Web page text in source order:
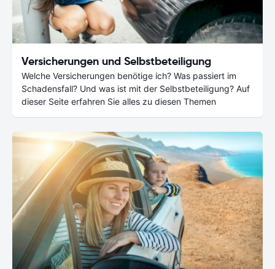
Versicherungen und Selbstbeteiligung
Welche Versicherungen benötige ich? Was passiert im
Schadensfall? Und was ist mit der Selbstbeteiligung? Auf
dieser Seite erfahren Sie alles zu diesen Themen